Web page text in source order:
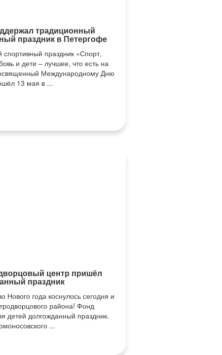
традиционный
праздник в Петергофе
спортивный праздник «Спорт,
и дети – лучшее, что есть на
Международному Дню
13 мая в ...
центр пришёл
праздник
Нового года коснулось сегодня и
района! Фонд
детей долгожданный праздник.
...